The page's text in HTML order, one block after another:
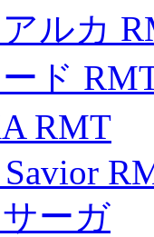
ルカ
ド
RMT
ーガ